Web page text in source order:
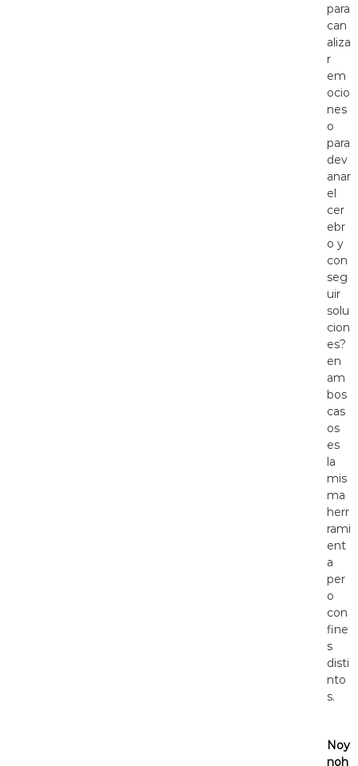
para
can
aliza
r
em
ocio
nes
o
para
dev
anar
el
cer
ebr
o y
con
seg
uir
solu
cion
es?
en
am
bos
cas
os
es
la
mis
ma
herr
rami
ent
a
per
o
con
fine
s
disti
nto
s.
Noy
noh